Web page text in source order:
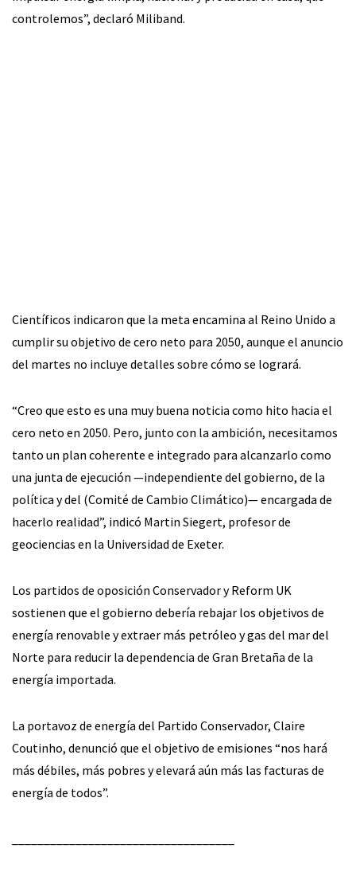
controlemos”, declaró Miliband.
Científicos indicaron que la meta encamina al Reino Unido a
cumplir su objetivo de cero neto para 2050, aunque el anuncio
del martes no incluye detalles sobre cómo se logrará.
“Creo que esto es una muy buena noticia como hito hacia el
cero neto en 2050. Pero, junto con la ambición, necesitamos
tanto un plan coherente e integrado para alcanzarlo como
una junta de ejecución —independiente del gobierno, de la
política y del (Comité de Cambio Climático)— encargada de
hacerlo realidad”, indicó Martin Siegert, profesor de
geociencias en la Universidad de Exeter.
Los partidos de oposición Conservador y Reform UK
sostienen que el gobierno debería rebajar los objetivos de
energía renovable y extraer más petróleo y gas del mar del
Norte para reducir la dependencia de Gran Bretaña de la
energía importada.
La portavoz de energía del Partido Conservador, Claire
Coutinho, denunció que el objetivo de emisiones “nos hará
más débiles, más pobres y elevará aún más las facturas de
energía de todos”.